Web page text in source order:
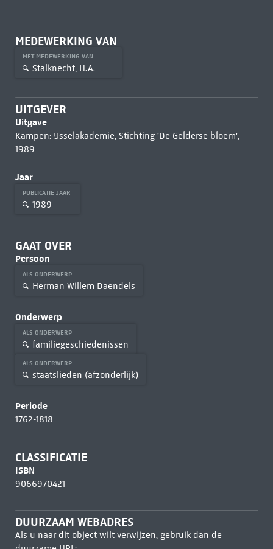
MEDEWERKING VAN
MET MEDEWERKING VAN
Stalknecht, H.A.
UITGEVER
Uitgave
Kampen: IJsselakademie, Stichting 'De Gelderse bloem',
1989
Jaar
PUBLICATIE JAAR
1989
GAAT OVER
Persoon
ALS ONDERWERP
Herman Willem Daendels
Onderwerp
ALS ONDERWERP
familiegeschiedenissen
ALS ONDERWERP
staatslieden (afzonderlijk)
Periode
1762-1818
CLASSIFICATIE
ISBN
9066970421
DUURZAAM WEBADRES
Als u naar dit object wilt verwijzen, gebruik dan de